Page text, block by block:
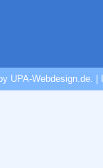
UPA-Webdesign.de.